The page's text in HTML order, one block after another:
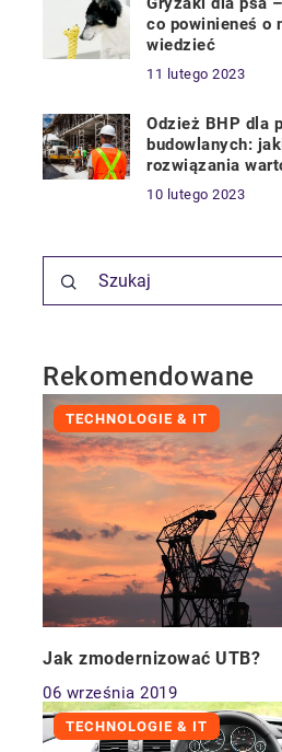
co powinieneś o
wiedzieć
11 lutego 2023
Odzież BHP dla
budowlanych:
rozwiązania
10 lutego 2023
Rekomendowane
TECHNOLOGIE & IT
Jak zmodernizować UTB?
06 września 2019
TECHNOLOGIE & IT